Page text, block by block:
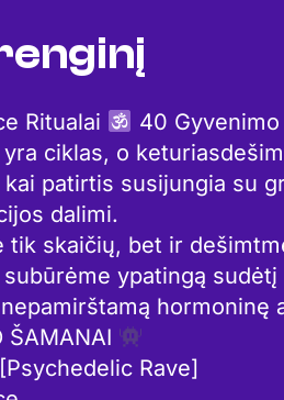
Ritualai
40
ciklas, o
patirtis susijungia su
dalimi.
tik skaičių, bet ir
subūrėme ypatingą sudėtį
hormoninę
ŠAMANAI
Rave]